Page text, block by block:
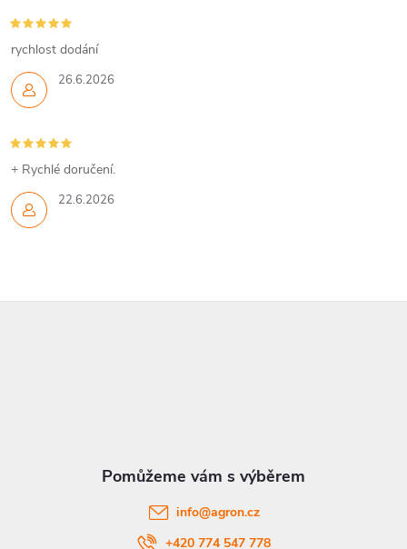
26.6.2026
rychlost dodání
22.6.2026
+ Rychlé doručení.
info@agron.cz
+420 774 547 778